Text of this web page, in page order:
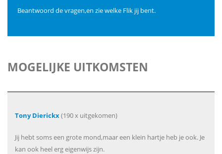
Beantwoord de vragen,en zie welke Flik jij bent.
MOGELIJKE UITKOMSTEN
Tony Dierickx(190 x uitgekomen)
Jij hebt soms een grote mond,maar een klein hartje heb je ook. Je
kan ook heel erg eigenwijs zijn.